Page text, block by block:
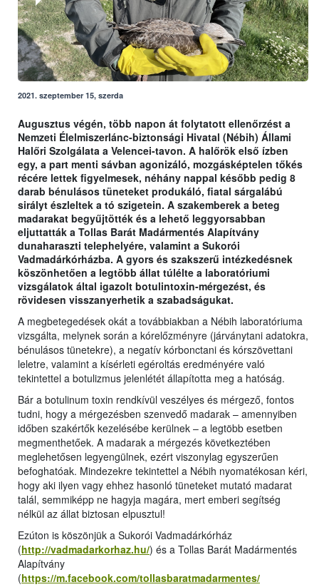
2021. szeptember 15, szerda
Augusztus végén, több napon át folytatott ellenőrzést a
Nemzeti Élelmiszerlánc-biztonsági Hivatal (Nébih) Állami
Halőri Szolgálata a Velencei-tavon. A halőrök első ízben
egy, a part menti sávban agonizáló, mozgásképtelen tőkés
récére lettek figyelmesek, néhány nappal később pedig 8
darab bénulásos tüneteket produkáló, fiatal sárgalábú
sirályt észleltek a tó szigetein. A szakemberek a beteg
madarakat begyűjtötték és a lehető leggyorsabban
eljuttatták a Tollas Barát Madármentés Alapítvány
dunaharaszti telephelyére, valamint a Sukorói
Vadmadárkórházba. A gyors és szakszerű intézkedésnek
köszönhetően a legtöbb állat túlélte a laboratóriumi
vizsgálatok által igazolt botulintoxin-mérgezést, és
rövidesen visszanyerhetik a szabadságukat.
A megbetegedések okát a továbbiakban a Nébih laboratóriuma
vizsgálta, melynek során a kórelőzményre (járványtani adatokra,
bénulásos tünetekre), a negatív kórbonctani és kórszövettani
leletre, valamint a kísérleti egéroltás eredményére való
tekintettel a botulizmus jelenlétét állapította meg a hatóság.
Bár a botulinum toxin rendkívül veszélyes és mérgező, fontos
tudni, hogy a mérgezésben szenvedő madarak – amennyiben
időben szakértők kezelésébe kerülnek – a legtöbb esetben
megmenthetőek. A madarak a mérgezés következtében
meglehetősen legyengülnek, ezért viszonylag egyszerűen
befoghatóak. Mindezekre tekintettel a Nébih nyomatékosan kéri,
hogy aki ilyen vagy ehhez hasonló tüneteket mutató madarat
talál, semmiképp ne hagyja magára, mert emberi segítség
nélkül az állat biztosan elpusztul!
Ezúton is köszönjük a Sukorói Vadmadárkórház
(http://vadmadarkorhaz.hu/) és a Tollas Barát Madármentés
Alapítvány
(https://m.facebook.com/tollasbaratmadarmentes/